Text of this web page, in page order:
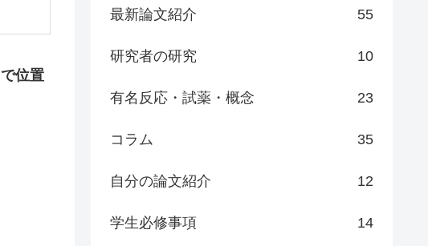
位置
最新論文紹介 55
研究者の研究 10
有名反応・試薬・概念 23
コラム 35
自分の論文紹介 12
学生必修事項 14